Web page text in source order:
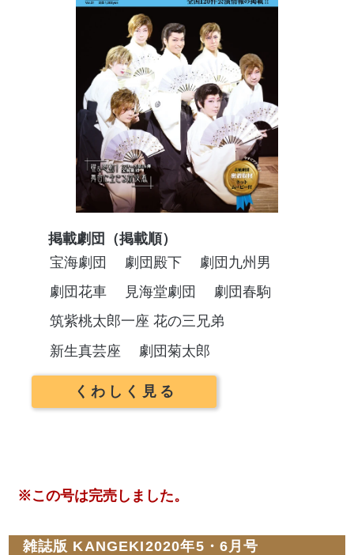
掲載劇団（掲載順）
宝海劇団
劇団殿下
劇団九州男
劇団花車
見海堂劇団
劇団春駒
筑紫桃太郎一座 花の三兄弟
新生真芸座
劇団菊太郎
くわしく見る
※この号は完売しました。
雑誌版 KANGEKI2020年5・6月号